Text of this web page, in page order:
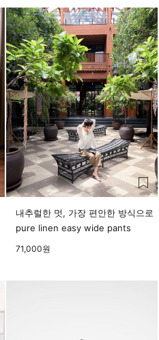
내추럴한 멋, 가장 편안한 방식으로
pure linen easy wide pants
71,000원